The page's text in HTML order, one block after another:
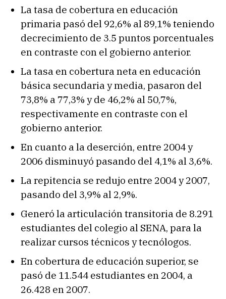
La tasa de cobertura en educación
primaria pasó del 92,6% al 89,1% teniendo
decrecimiento de 3.5 puntos porcentuales
en contraste con el gobierno anterior.
La tasa en cobertura neta en educación
básica secundaria y media, pasaron del
73,8% a 77,3% y de 46,2% al 50,7%,
respectivamente en contraste con el
gobierno anterior.
En cuanto a la deserción, entre 2004 y
2006 disminuyó pasando del 4,1% al 3,6%.
La repitencia se redujo entre 2004 y 2007,
pasando del 3,9% al 2,9%.
Generó la articulación transitoria de 8.291
estudiantes del colegio al SENA, para la
realizar cursos técnicos y tecnólogos.
En cobertura de educación superior, se
pasó de 11.544 estudiantes en 2004, a
26.428 en 2007.